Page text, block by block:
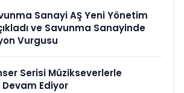
Sanayi AŞ Yeni Yönetim
ve Savunma Sanayinde
Vurgusu
Serisi Müzikseverlerle
Ediyor